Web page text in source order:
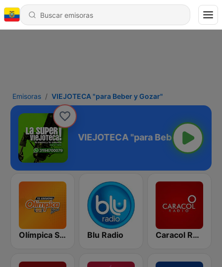
Emisoras VIEJOTECA "para Beber y Gozar"
y Gozar"
Olímpica Stereo - Medellín 104.9 FM Blu Radio Caracol Radio